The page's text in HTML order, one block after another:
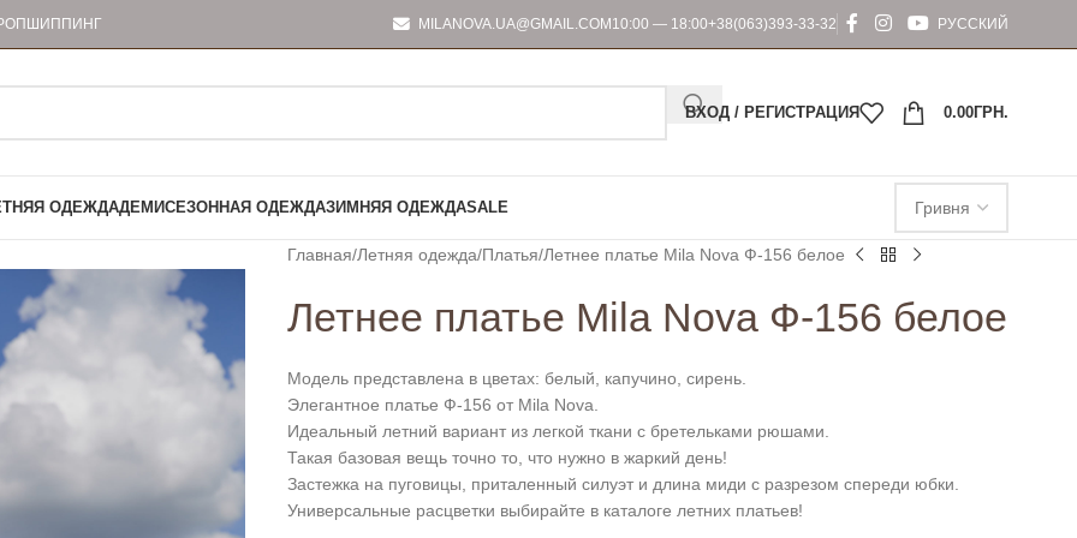
MILANOVA.UA@GMAIL.COM 10:00 — 18:00+38(063)393-33-32 РУССКИЙ
ВХОД / РЕГИСТРАЦИЯ 0.00ГРН.
ОДЕЖДАДЕМИСЕЗОННАЯ ОДЕЖДАЗИМНЯЯ ОДЕЖДАSALE
Главная Летняя одежда Платья Летнее платье Mila Nova Ф-156 белое
Летнее платье Mila Nova Ф-156 белое
Модель представлена в цветах: белый, капучино, сирень.
Элегантное платье Ф-156 от Mila Nova.
Идеальный летний вариант из легкой ткани с бретельками рюшами.
Такая базовая вещь точно то, что нужно в жаркий день!
Застежка на пуговицы, приталенный силуэт и длина миди с разрезом спереди юбки.
Универсальные расцветки выбирайте в каталоге летних платьев!